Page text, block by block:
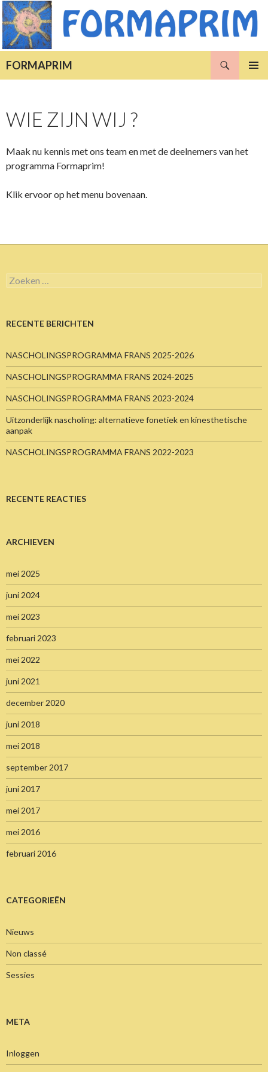
FORMAPRIM
SPRINGEN
WIE ZIJN WIJ ?
Maak nu kennis met ons team en met de deelnemers van het
programma Formaprim!
Klik ervoor op het menu bovenaan.
Zoeken
naar:
RECENTE BERICHTEN
NASCHOLINGSPROGRAMMA FRANS 2025-2026
NASCHOLINGSPROGRAMMA FRANS 2024-2025
NASCHOLINGSPROGRAMMA FRANS 2023-2024
Uitzonderlijk nascholing: alternatieve fonetiek en kinesthetische
aanpak
NASCHOLINGSPROGRAMMA FRANS 2022-2023
RECENTE REACTIES
ARCHIEVEN
mei 2025
juni 2024
mei 2023
februari 2023
mei 2022
juni 2021
december 2020
juni 2018
mei 2018
september 2017
juni 2017
mei 2017
mei 2016
februari 2016
CATEGORIEËN
Nieuws
Non classé
Sessies
META
Inloggen